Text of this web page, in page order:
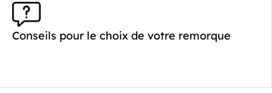
Conseils pour le choix de votre remorque